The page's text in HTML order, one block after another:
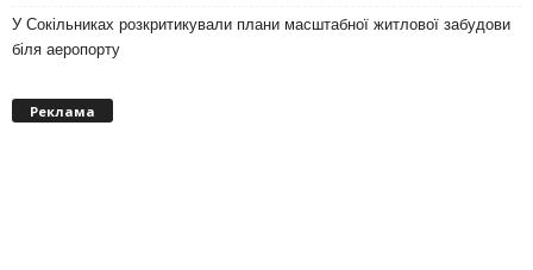
У Сокільниках розкритикували плани масштабної житлової забудови
біля аеропорту
Реклама